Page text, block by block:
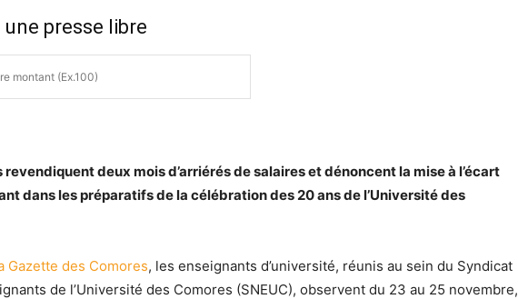
presse libre
deux mois d’arriérés de salaires et dénoncent la mise à l’écart
dans les préparatifs de la célébration des 20 ans de l’Université des
Gazette des Comores, les enseignants d’université, réunis au sein du Syndicat
de l’Université des Comores (SNEUC), observent du 23 au 25 novembre,